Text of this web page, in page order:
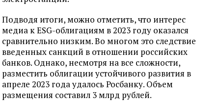
Подводя итоги, можно отметить, что интерес
медиа к ESG-облигациям в 2023 году оказался
сравнительно низким. Во многом это следствие
введенных санкций в отношении российских
банков. Однако, несмотря на все сложности,
разместить облигации устойчивого развития в
апреле 2023 года удалось Росбанку. Объем
размещения составил 3 млрд рублей.